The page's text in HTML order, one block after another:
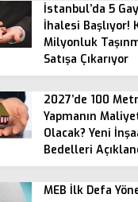
İstanbul’da 5
İhalesi Başlıyor!
Milyonluk
Satışa Çıkarıyor
2027’de 100
Yapmanın
Olacak? Yeni
Bedelleri
MEB İlk Defa